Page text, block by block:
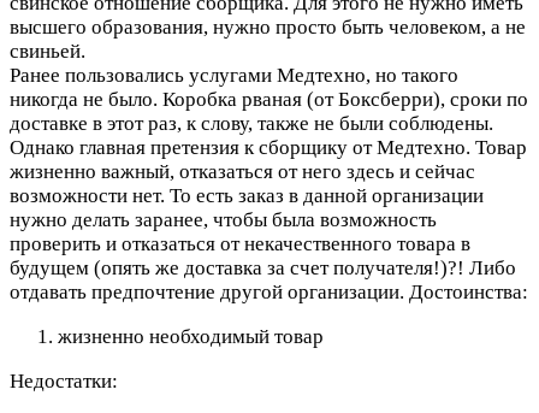
высшего образования, нужно просто быть человеком, а не
свиньей.
Ранее пользовались услугами Медтехно, но такого
никогда не было. Коробка рваная (от Боксберри), сроки по
доставке в этот раз, к слову, также не были соблюдены.
Однако главная претензия к сборщику от Медтехно. Товар
жизненно важный, отказаться от него здесь и сейчас
возможности нет. То есть заказ в данной организации
нужно делать заранее, чтобы была возможность
проверить и отказаться от некачественного товара в
будущем (опять же доставка за счет получателя!)?! Либо
отдавать предпочтение другой организации. Достоинства:
жизненно необходимый товар
Недостатки: